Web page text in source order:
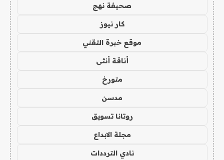
صحيفة نهج
كار نيوز
موقع خبرة التقني
أناقة أنثى
متورخ
مدسن
روتانا تسويق
مجلة الابداع
نادي الترددات